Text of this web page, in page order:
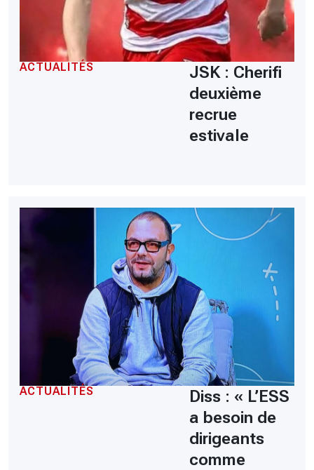
ACTUALITÉS
JSK : Cherifi
deuxième
recrue
estivale
ACTUALITÉS
Diss : « L’ESS
a besoin de
dirigeants
comme